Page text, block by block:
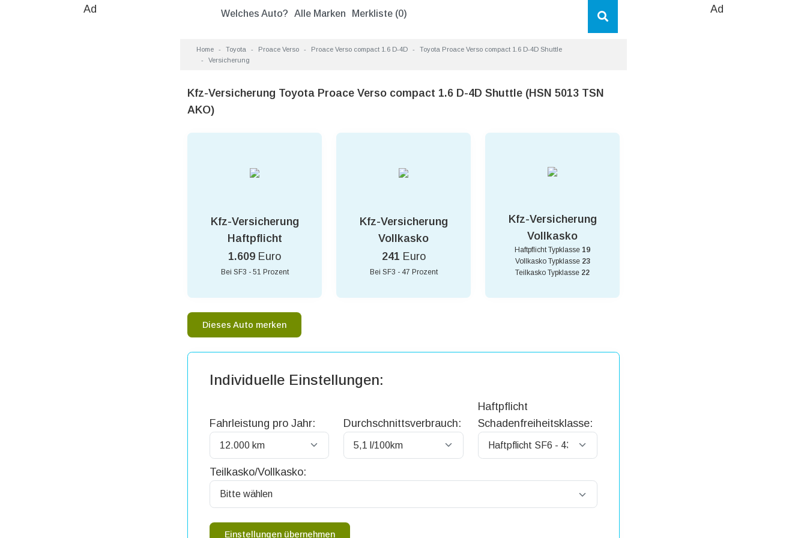
Welches Auto? Alle Marken Merkliste (0)
Ad Ad
Home Toyota Proace Verso Proace Verso compact 1.6 D-4D
Toyota Proace Verso compact 1.6 D-4D Shuttle
Versicherung
Kfz-Versicherung Toyota Proace Verso compact 1.6 D-4D Shuttle (HSN 5013 TSN
AKO)
Kfz-Versicherung
Haftpflicht
1.609 Euro
Bei SF3 - 51 Prozent
Kfz-Versicherung
Vollkasko
241 Euro
Bei SF3 - 47 Prozent
Kfz-Versicherung
Vollkasko
Haftpflicht Typklasse 19
Vollkasko Typklasse 23
Teilkasko Typklasse 22
Dieses Auto merken
Individuelle Einstellungen:
Fahrleistung pro Jahr: Durchschnittsverbrauch:
Haftpflicht
Schadenfreiheitsklasse:
Teilkasko/Vollkasko:
Einstellungen übernehmen